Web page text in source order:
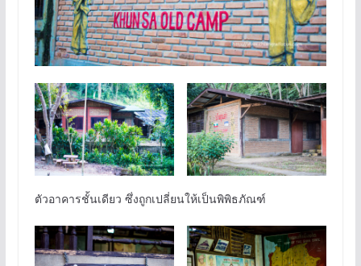
ตัวอาคารชั้นเดียว ซึ่งถูกเปลี่ยนให้เป็นพิพิธภัณฑ์